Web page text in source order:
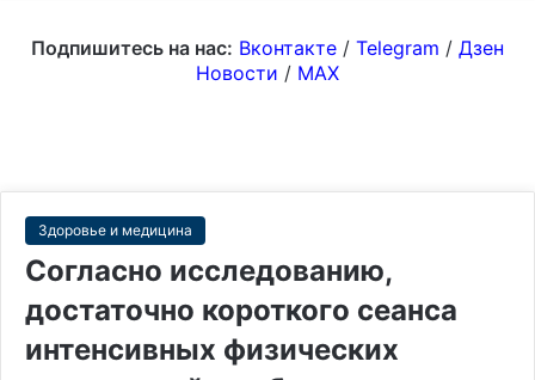
Подпишитесь на нас: Вконтакте / Telegram / Дзен
Новости / MAX